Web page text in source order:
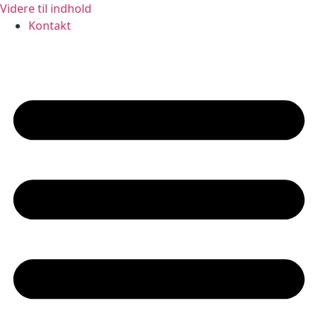
Videre til indhold
Kontakt